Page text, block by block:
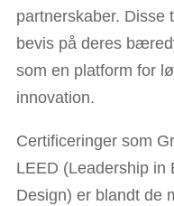
partnerskaber. Disse
bevis på deres
som en platform for
innovation.
Certificeringer som
LEED (Leadership in
Design) er blandt de